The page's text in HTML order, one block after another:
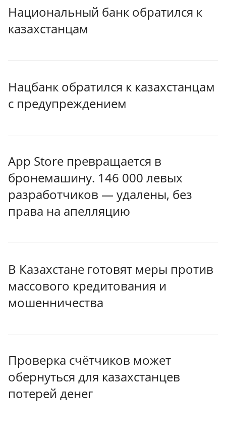
Национальный банк обратился к
казахстанцам
Нацбанк обратился к казахстанцам
с предупреждением
App Store превращается в
бронемашину. 146 000 левых
разработчиков — удалены, без
права на апелляцию
В Казахстане готовят меры против
массового кредитования и
мошенничества
Проверка счётчиков может
обернуться для казахстанцев
потерей денег